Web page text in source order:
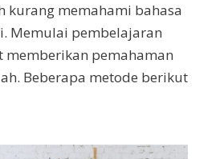
kurang memahami bahasa
Memulai pembelajaran
memberikan pemahaman
Beberapa metode berikut